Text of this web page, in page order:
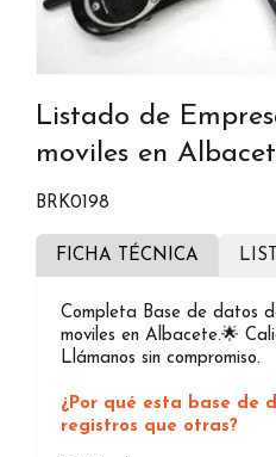
Listado de
moviles en
BRK0198
FICHA TÉCNICA
Completa Base de datos
moviles en Albacete.🌟
Llámanos sin compromiso.
¿Por qué esta base de
registros que otras?